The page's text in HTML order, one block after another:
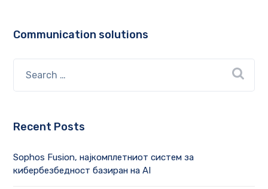
Communication solutions
Recent Posts
Sophos Fusion, најкомплетниот систем за
кибербезбедност базиран на AI